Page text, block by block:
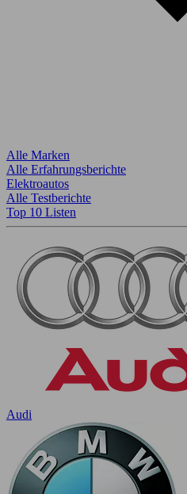
Alle Marken
Alle Erfahrungsberichte
Elektroautos
Alle Testberichte
Top 10 Listen
Audi